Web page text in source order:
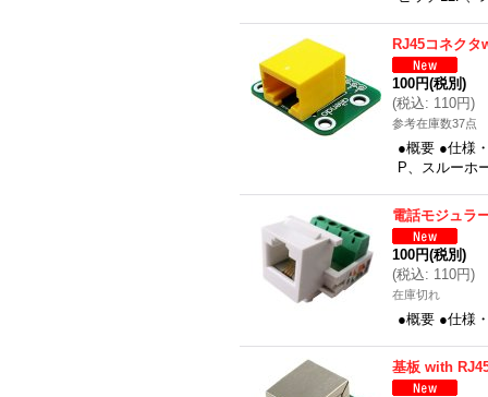
RJ45コネクタ
100円(税別)
(税込: 110円)
参考在庫数37点
●概要 ●仕様
P、スルーホ
電話モジュラ
100円(税別)
(税込: 110円)
在庫切れ
●概要 ●仕様
基板 with